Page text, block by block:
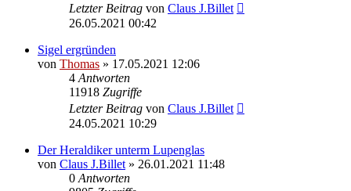
Letzter Beitrag von Claus J.Billet
26.05.2021 00:42
Sigel ergründen
von Thomas » 17.05.2021 12:06
4 Antworten
11918 Zugriffe
Letzter Beitrag von Claus J.Billet
24.05.2021 10:29
Der Heraldiker unterm Lupenglas
von Claus J.Billet » 26.01.2021 11:48
0 Antworten